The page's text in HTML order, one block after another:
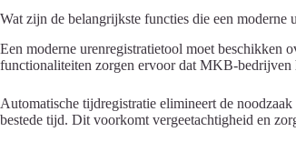
Wat zijn de belangrijkste functies die een moderne
Een moderne urenregistratietool moet beschikken
functionaliteiten zorgen ervoor dat MKB-bedrijven
Automatische tijdregistratie elimineert de
bestede tijd. Dit voorkomt vergeetachtigheid en